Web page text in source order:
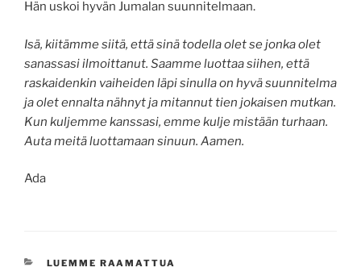
Hän uskoi hyvän Jumalan suunnitelmaan.
Isä, kiitämme siitä, että sinä todella olet se jonka olet
sanassasi ilmoittanut. Saamme luottaa siihen, että
raskaidenkin vaiheiden läpi sinulla on hyvä suunnitelma
ja olet ennalta nähnyt ja mitannut tien jokaisen mutkan.
Kun kuljemme kanssasi, emme kulje mistään turhaan.
Auta meitä luottamaan sinuun. Aamen.
Ada
KATEGORIAT
LUEMME RAAMATTUA